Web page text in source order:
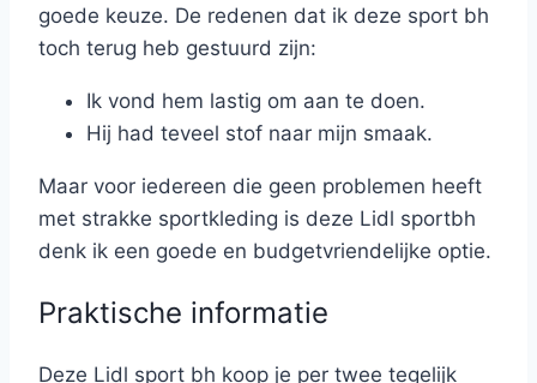
goede keuze. De redenen dat ik deze sport bh
toch terug heb gestuurd zijn:
Ik vond hem lastig om aan te doen.
Hij had teveel stof naar mijn smaak.
Maar voor iedereen die geen problemen heeft
met strakke sportkleding is deze Lidl sportbh
denk ik een goede en budgetvriendelijke optie.
Praktische informatie
Deze Lidl sport bh koop je per twee tegelijk